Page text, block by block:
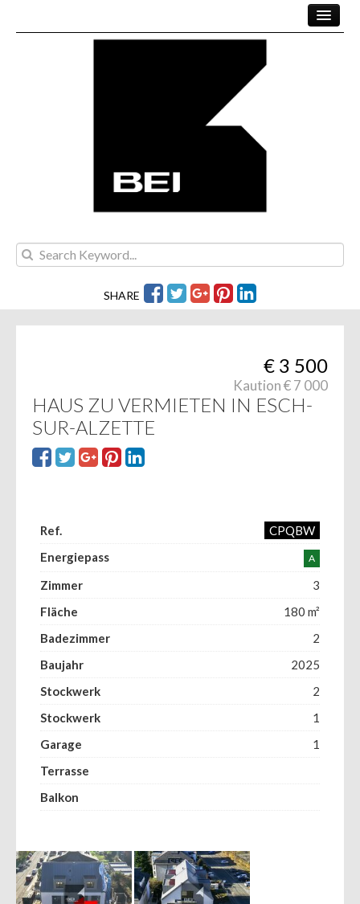
UNSER TEAM
KONTAKT
SHARE
€ 3 500
Kaution € 7 000
HAUS ZU VERMIETEN IN ESCH-
SUR-ALZETTE
Ref.
CPQBW
Energiepass
A
Zimmer
3
Fläche
180 m²
Badezimmer
2
Baujahr
2025
Stockwerk
2
Stockwerk
1
Garage
1
Terrasse
Balkon